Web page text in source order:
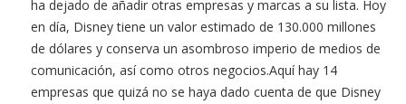
ha dejado de añadir otras empresas y marcas a su lista. Hoy
en día, Disney tiene un valor estimado de 130.000 millones
de dólares y conserva un asombroso imperio de medios de
comunicación, así como otros negocios.Aquí hay 14
empresas que quizá no se haya dado cuenta de que Disney